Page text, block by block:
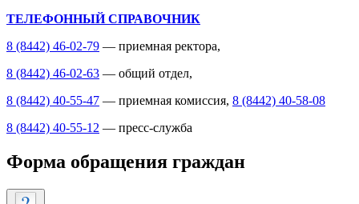
ТЕЛЕФОННЫЙ СПРАВОЧНИК
8 (8442) 46-02-79 — приемная ректора,
8 (8442) 46-02-63 — общий отдел,
8 (8442) 40-55-47 — приемная комиссия, 8 (8442) 40-58-08
8 (8442) 40-55-12 — пресс-служба
Форма обращения граждан